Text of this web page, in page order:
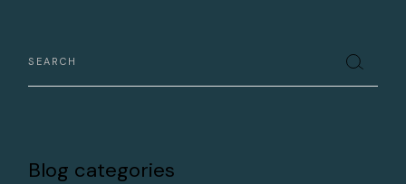
Blog categories